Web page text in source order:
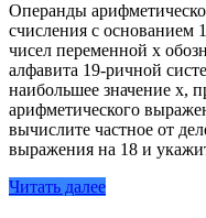
Операнды
счисления с основанием
чисел переменной x
алфавита 19-ричной
наибольшее значение x,
арифметического
вычислите частное от
выражения на 18 и
Читать далее